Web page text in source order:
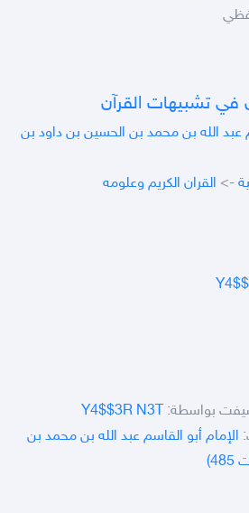
في تشبيهات القرآن
عبد الله بن محمد بن الحسين بن داود بن
-> القران الكريم وعلومه
بواسطة: Y4$$3R N3T
الإمام أبو القاسم عبد الله بن محمد بن